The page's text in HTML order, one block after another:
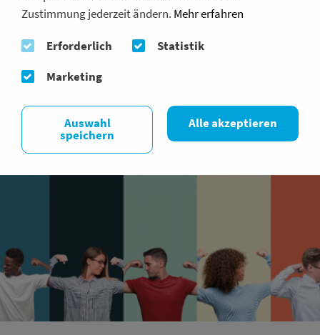
Beckenboden zu trainieren. So kannst Du die kleinen
Artikel lesen
unverbindlich testen:
2 Monate ab 139.-
Zustimmung jederzeit ändern. Mehr erfahren
Erforderlich
Statistik
Marketing
Auswahl
speichern
Alle akzeptieren